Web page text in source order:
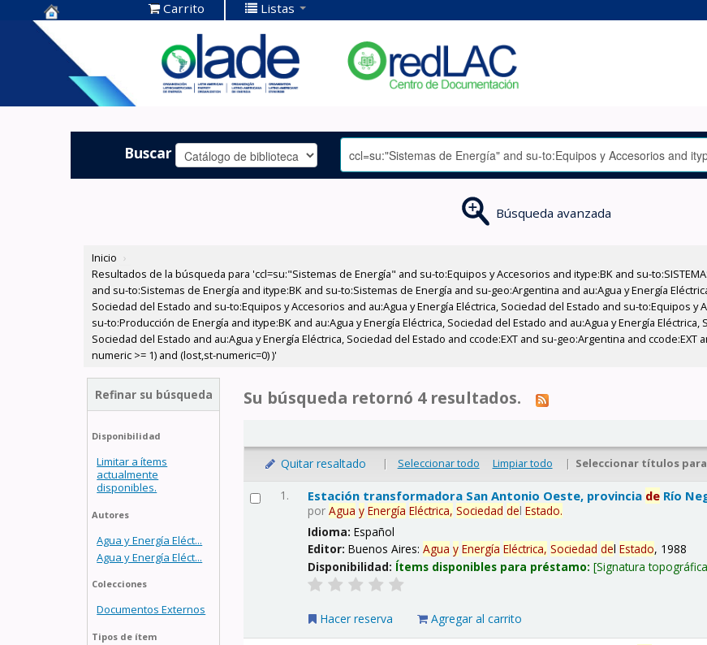
Centro de
Documentación
OLADE -
Carrito Listas
Buscar
Búsqueda avanzada
Inicio ›
Resultados de la búsqueda para 'ccl=su:"Sistemas de Energía" and su-to:Equipos y Accesorios and itype:BK and su-
and su-to:Sistemas de Energía and itype:BK and su-to:Sistemas de Energía and su-geo:Argentina and au:Agua y Energía
Sociedad del Estado and su-to:Equipos y Accesorios and au:Agua y Energía Eléctrica, Sociedad del Estado and su-to:Equipos
su-to:Producción de Energía and itype:BK and au:Agua y Energía Eléctrica, Sociedad del Estado and au:Agua y Energía
Sociedad del Estado and au:Agua y Energía Eléctrica, Sociedad del Estado and ccode:EXT and su-geo:Argentina and
numeric >= 1) and (lost,st-numeric=0) )'
Refinar su búsqueda
Disponibilidad
Limitar a ítems
actualmente
disponibles.
Autores
Agua y Energía Eléct...
Agua y Energía Eléct...
Colecciones
Documentos Externos
Tipos de ítem
Su búsqueda retornó 4 resultados.
Quitar resaltado | Seleccionar todo Limpiar todo | Seleccionar títulos
1. Estación transformadora San Antonio Oeste, provincia de Río
porAgua y Energía Eléctrica, Sociedad delEstado.
Idioma:Español
Editor:Buenos Aires:Agua y Energía Eléctrica, Sociedad delEstado, 1988
Disponibilidad: Ítems disponibles para préstamo: Signatura
Hacer reserva Agregar al carrito